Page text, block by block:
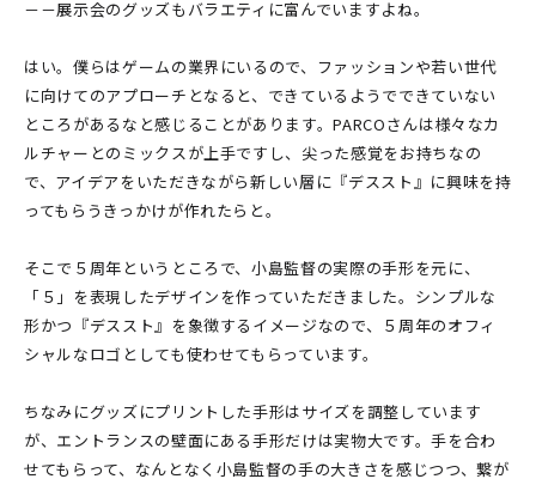
－－展示会のグッズもバラエティに富んでいますよね。
はい。僕らはゲームの業界にいるので、ファッションや若い世代
に向けてのアプローチとなると、できているようでできていない
ところがあるなと感じることがあります。PARCOさんは様々なカ
ルチャーとのミックスが上手ですし、尖った感覚をお持ちなの
で、アイデアをいただきながら新しい層に『デススト』に興味を持
ってもらうきっかけが作れたらと。
そこで５周年というところで、小島監督の実際の手形を元に、
「５」を表現したデザインを作っていただきました。シンプルな
形かつ『デススト』を象徴するイメージなので、５周年のオフィ
シャルなロゴとしても使わせてもらっています。
ちなみにグッズにプリントした手形はサイズを調整しています
が、エントランスの壁面にある手形だけは実物大です。手を合わ
せてもらって、なんとなく小島監督の手の大きさを感じつつ、繋が